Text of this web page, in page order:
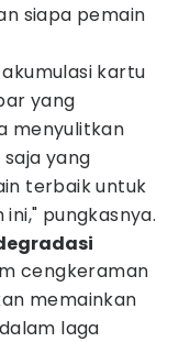
siapa pemain
kartu
yang
menyulitkan
yang
terbaik untuk
pungkasnya.
cengkeraman
memainkan
laga